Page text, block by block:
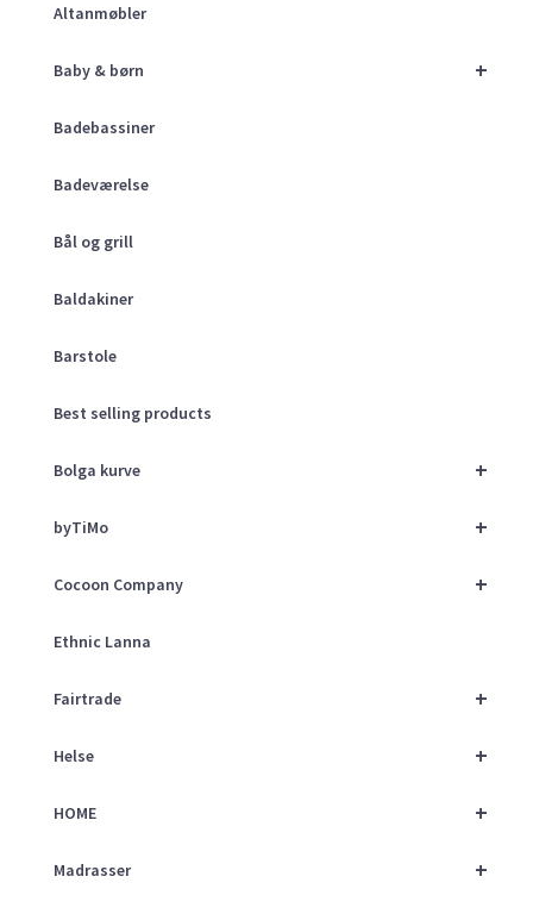
Altanmøbler
+
Baby & børn
Badebassiner
Badeværelse
Bål og grill
Baldakiner
Barstole
Best selling products
+
Bolga kurve
+
byTiMo
+
Cocoon Company
Ethnic Lanna
+
Fairtrade
+
Helse
+
HOME
+
Madrasser